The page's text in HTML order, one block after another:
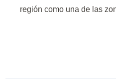
región como una de las